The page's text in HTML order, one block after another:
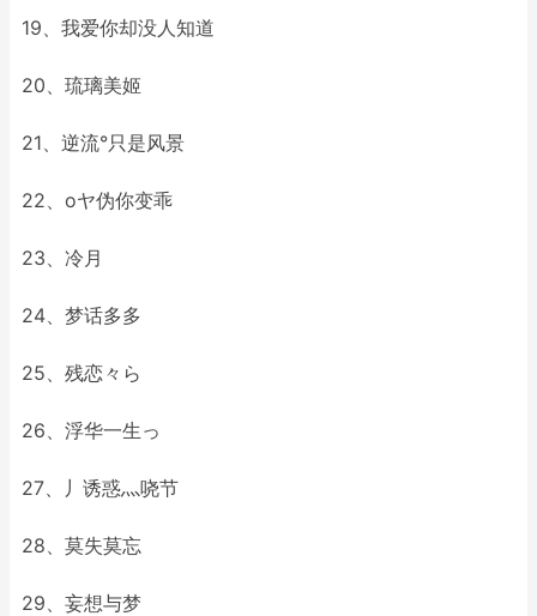
19、我爱你却没人知道
20、琉璃美姬
21、逆流°只是风景
22、oヤ伪你变乖
23、冷月
24、梦话多多
25、残恋々ら
26、浮华一生っ
27、丿诱惑灬哓节
28、莫失莫忘
29、妄想与梦